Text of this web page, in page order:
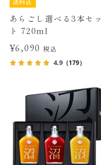
あらごし選べる3本セッ
ト 720ml
¥6,090税込
4.9（179）